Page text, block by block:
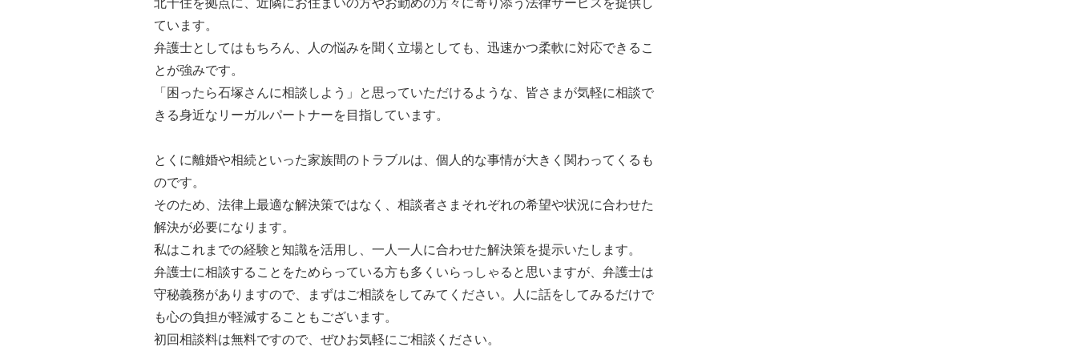
ています。
弁護士としてはもちろん、人の悩みを聞く立場としても、迅速かつ柔軟に対応できるこ
とが強みです。
「困ったら石塚さんに相談しよう」と思っていただけるような、皆さまが気軽に相談で
きる身近なリーガルパートナーを目指しています。
とくに離婚や相続といった家族間のトラブルは、個人的な事情が大きく関わってくるも
のです。
そのため、法律上最適な解決策ではなく、相談者さまそれぞれの希望や状況に合わせた
解決が必要になります。
私はこれまでの経験と知識を活用し、一人一人に合わせた解決策を提示いたします。
弁護士に相談することをためらっている方も多くいらっしゃると思いますが、弁護士は
守秘義務がありますので、まずはご相談をしてみてください。人に話をしてみるだけで
も心の負担が軽減することもございます。
初回相談料は無料ですので、ぜひお気軽にご相談ください。